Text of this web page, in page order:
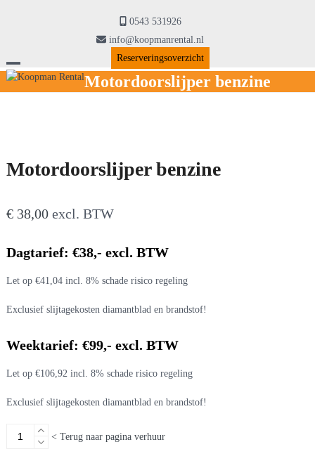
0543 531926
info@koopmanrental.nl
Reserveringsoverzicht
Open
Close
Motordoorslijper benzine
Motordoorslijper benzine
€38,00excl. BTW
Dagtarief: €38,- excl. BTW
Let op €41,04 incl. 8% schade risico regeling
Exclusief slijtagekosten diamantblad en brandstof!
Weektarief: €99,- excl. BTW
Let op €106,92 incl. 8% schade risico regeling
Exclusief slijtagekosten diamantblad en brandstof!
Motordoorslijper
< Terug naar pagina verhuur